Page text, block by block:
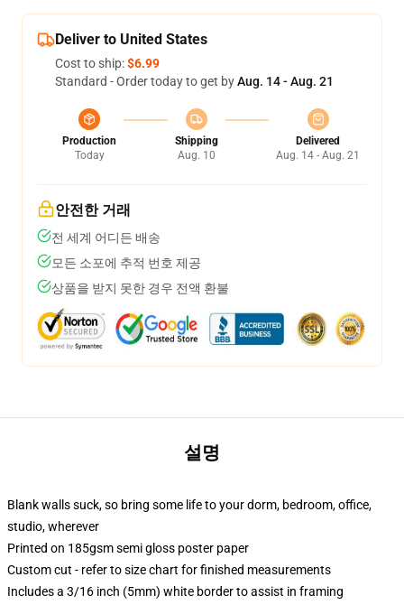
Deliver to United States
Cost to ship:$6.99
Standard - Order today to get byAug. 14 - Aug. 21
Production
Today
Shipping
Aug. 10
Delivered
Aug. 14 - Aug. 21
안전한 거래
전 세계 어디든 배송
모든 소포에 추적 번호 제공
상품을 받지 못한 경우 전액 환불
설명
Blank walls suck, so bring some life to your dorm, bedroom, office,
studio, wherever
Printed on 185gsm semi gloss poster paper
Custom cut - refer to size chart for finished measurements
Includes a 3/16 inch (5mm) white border to assist in framing